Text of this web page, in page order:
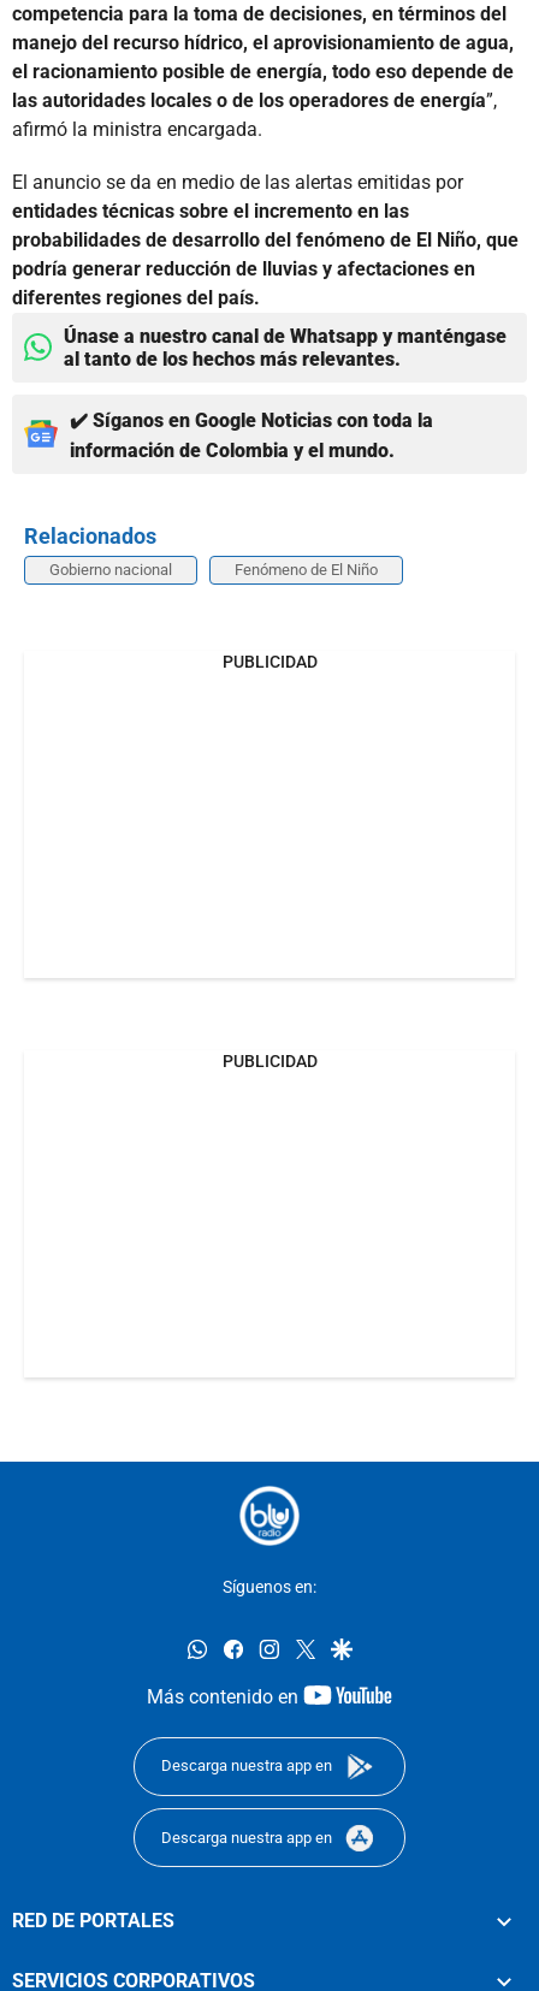
competencia para la toma de decisiones, en términos del
manejo del recurso hídrico, el aprovisionamiento de agua,
el racionamiento posible de energía, todo eso depende de
las autoridades locales o de los operadores de energía”,
afirmó la ministra encargada.
El anuncio se da en medio de las alertas emitidas por
entidades técnicas sobre el incremento en las
probabilidades de desarrollo del fenómeno de El Niño, que
podría generar reducción de lluvias y afectaciones en
diferentes regiones del país.
Únase a nuestro canal de Whatsapp y manténgase
al tanto de los hechos más relevantes.
✔️ Síganos en Google Noticias con toda la
información de Colombia y el mundo.
Relacionados
Gobierno nacional Fenómeno de El Niño
PUBLICIDAD
PUBLICIDAD
Síguenos en:
whatsappfacebookinstagram
twittergoogle
Más contenido en
youtube-
Descarga nuestra app en
Descarga nuestra app en
RED DE PORTALES
SERVICIOS CORPORATIVOS